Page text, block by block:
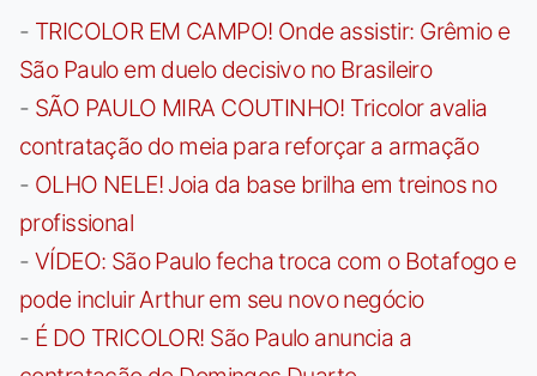
- TRICOLOR EM CAMPO! Onde assistir: Grêmio e
São Paulo em duelo decisivo no Brasileiro
- SÃO PAULO MIRA COUTINHO! Tricolor avalia
contratação do meia para reforçar a armação
- OLHO NELE! Joia da base brilha em treinos no
profissional
- VÍDEO: São Paulo fecha troca com o Botafogo e
pode incluir Arthur em seu novo negócio
- É DO TRICOLOR! São Paulo anuncia a